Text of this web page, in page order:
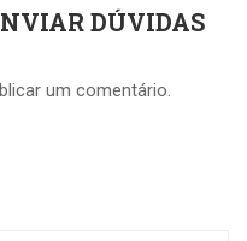
DÚVIDAS
um comentário.